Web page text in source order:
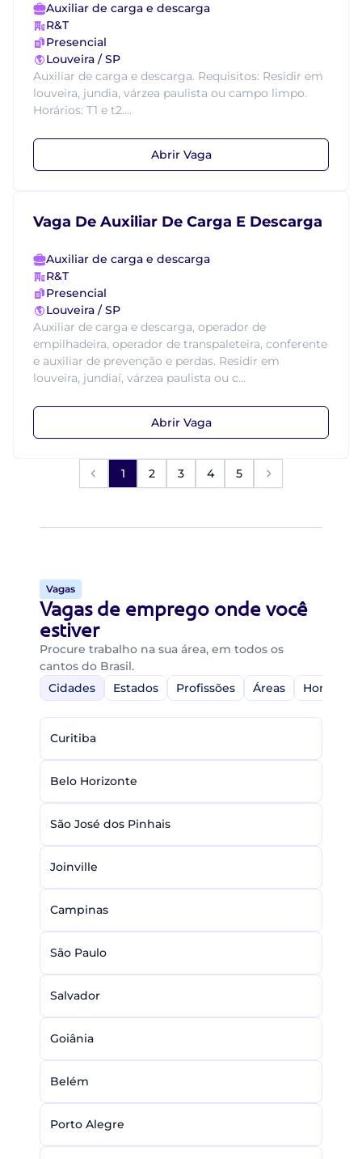
Auxiliar de carga e descarga
R&T
Presencial
Louveira / SP
Auxiliar de carga e descarga. Requisitos: Residir em
louveira, jundia, várzea paulista ou campo limpo.
Horários: T1 e t2....
Abrir Vaga
Vaga De Auxiliar De Carga E Descarga
Auxiliar de carga e descarga
R&T
Presencial
Louveira / SP
Auxiliar de carga e descarga, operador de
empilhadeira, operador de transpaleteira, conferente
e auxiliar de prevenção e perdas. Residir em
louveira, jundiaí, várzea paulista ou c...
Abrir Vaga
1 2 3 4 5
Vagas
Vagas de emprego onde você
estiver
Procure trabalho na sua área, em todos os
cantos do Brasil.
Cidades
Estados Profissões Áreas Home-
Curitiba
Belo Horizonte
São José dos Pinhais
Joinville
Campinas
São Paulo
Salvador
Goiânia
Belém
Porto Alegre